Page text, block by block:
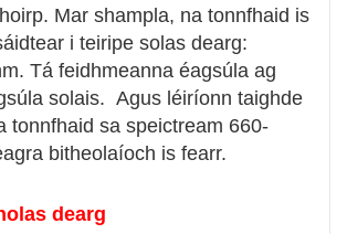
Mar shampla, na tonnfhaid is
i teiripe solas dearg:
Tá feidhmeanna éagsúla ag
solais. Agus léiríonn taighde
tonnfhaid sa speictream 660-
bitheolaíoch is fearr.
dearg